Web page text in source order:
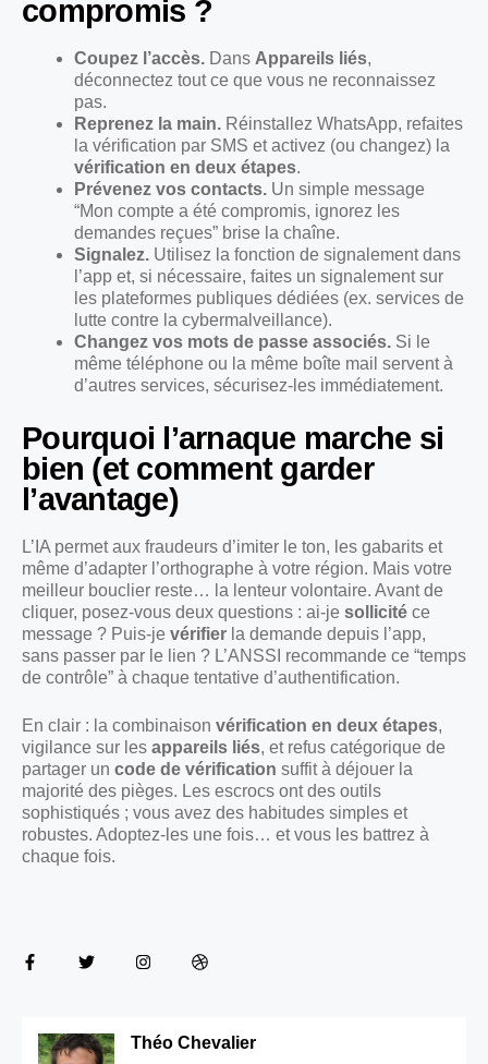
compromis ?
Coupez l’accès. Dans Appareils liés,
déconnectez tout ce que vous ne reconnaissez
pas.
Reprenez la main. Réinstallez WhatsApp, refaites
la vérification par SMS et activez (ou changez) la
vérification en deux étapes.
Prévenez vos contacts. Un simple message
“Mon compte a été compromis, ignorez les
demandes reçues” brise la chaîne.
Signalez. Utilisez la fonction de signalement dans
l’app et, si nécessaire, faites un signalement sur
les plateformes publiques dédiées (ex. services de
lutte contre la cybermalveillance).
Changez vos mots de passe associés. Si le
même téléphone ou la même boîte mail servent à
d’autres services, sécurisez-les immédiatement.
Pourquoi l’arnaque marche si
bien (et comment garder
l’avantage)
L’IA permet aux fraudeurs d’imiter le ton, les gabarits et
même d’adapter l’orthographe à votre région. Mais votre
meilleur bouclier reste… la lenteur volontaire. Avant de
cliquer, posez-vous deux questions : ai-je sollicité ce
message ? Puis-je vérifier la demande depuis l’app,
sans passer par le lien ? L’ANSSI recommande ce “temps
de contrôle” à chaque tentative d’authentification.
En clair : la combinaison vérification en deux étapes,
vigilance sur les appareils liés, et refus catégorique de
partager un code de vérification suffit à déjouer la
majorité des pièges. Les escrocs ont des outils
sophistiqués ; vous avez des habitudes simples et
robustes. Adoptez-les une fois… et vous les battrez à
chaque fois.
Théo Chevalier